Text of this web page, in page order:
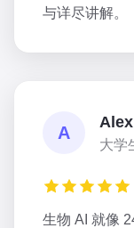
与详尽讲解。
A
大学
生物 AI 就像